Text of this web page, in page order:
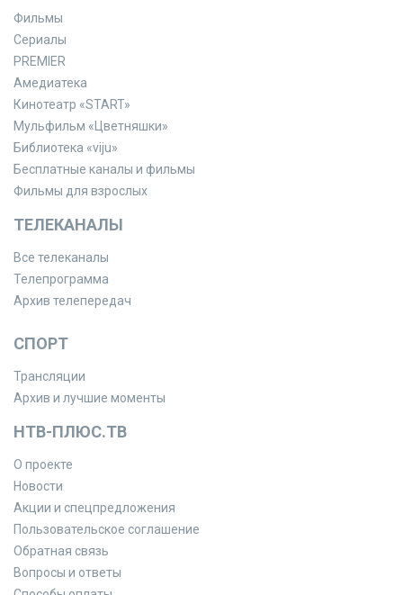
Фильмы
Сериалы
PREMIER
Амедиатека
Кинотеатр «START»
Мульфильм «Цветняшки»
Библиотека «viju»
Бесплатные каналы и фильмы
Фильмы для взрослых
ТЕЛЕКАНАЛЫ
Все телеканалы
Телепрограмма
Архив телепередач
СПОРТ
Трансляции
Архив и лучшие моменты
НТВ-ПЛЮС.ТВ
О проекте
Новости
Акции и спецпредложения
Пользовательское соглашение
Обратная связь
Вопросы и ответы